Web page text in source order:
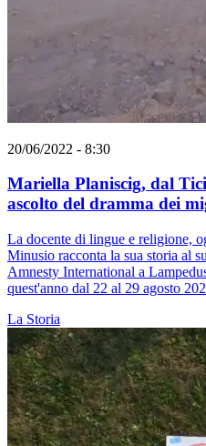
20/06/2022 - 8:30
Mariella Planiscig, dal
ascolto del dramma dei
La docente di lingue e religione,
Minusio racconta la sua storia al
Amnesty International a
quest'anno dal 22 al 29 agosto
La Storia